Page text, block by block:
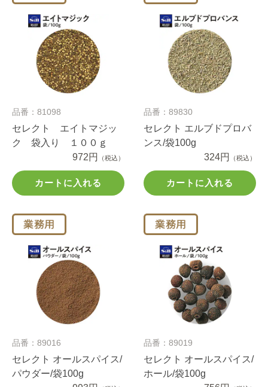
品番：81098
セレクト エイトマジッ
ク 袋入り １００ｇ
972円
（税込）
カートに入れる
品番：89830
セレクト エルブドプロバ
ンス/袋100g
324円
（税込）
カートに入れる
品番：89016
セレクト オールスパイス/
パウダー/袋100g
品番：89019
セレクト オールスパイス/
ホール/袋100g